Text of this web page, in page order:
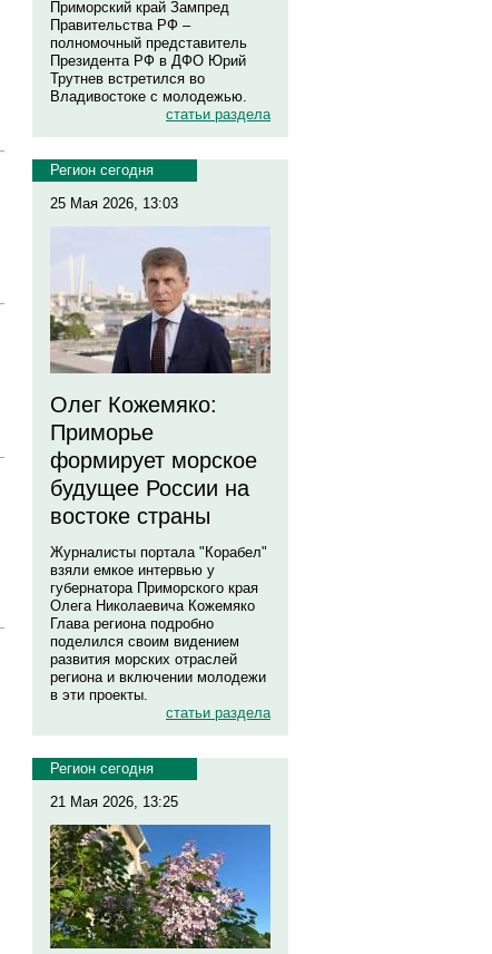
Приморский край Зампред
Правительства РФ –
полномочный представитель
Президента РФ в ДФО Юрий
Трутнев встретился во
Владивостоке с молодежью.
статьи раздела
Регион сегодня
25 Мая 2026, 13:03
Олег Кожемяко:
Приморье
формирует морское
будущее России на
востоке страны
Журналисты портала "Корабел"
взяли емкое интервью у
губернатора Приморского края
Олега Николаевича Кожемяко
Глава региона подробно
поделился своим видением
развития морских отраслей
региона и включении молодежи
в эти проекты.
статьи раздела
Регион сегодня
21 Мая 2026, 13:25